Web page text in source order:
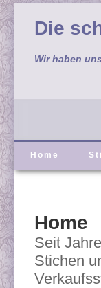
Die
Wir haben
Home
Home
Seit
Stichen